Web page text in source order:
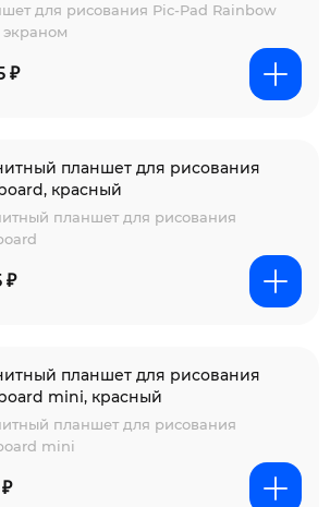
для рисования Pic-Pad Rainbow
₽
планшет для рисования
красный
планшет для рисования
₽
планшет для рисования
mini, красный
планшет для рисования
mini